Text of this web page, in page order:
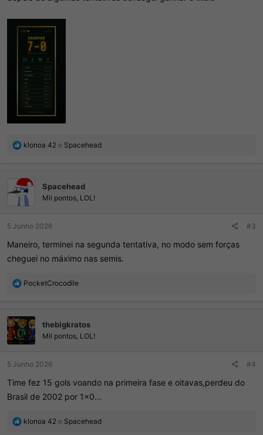
R
ç
õ
e
s
klonoa 42 e Spacehead
Spacehead
Mil pontos, LOL!
5 Junho 2026 #3
Maneiro, terminei na segunda tentativa, no modo sem forças
cheguei no máximo nas semis.
R
ç
õ
e
s
PocketCrocodile
thebigkratos
Mil pontos, LOL!
5 Junho 2026 #4
Time fez 15 gols voando na primeira fase e oitavas,perdeu do
Brasil de 2002 por 1x0...
R
klonoa 42 e Spacehead